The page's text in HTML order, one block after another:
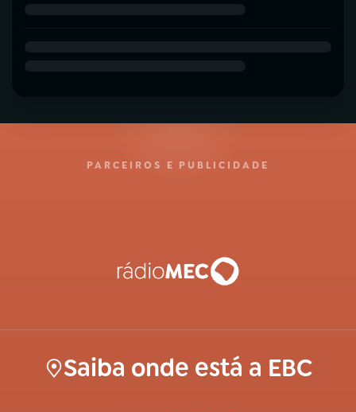
PARCEIROS E PUBLICIDADE
Saiba onde está a EBC